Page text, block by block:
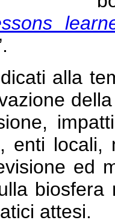
alla
enti locali,
ed
attesi.